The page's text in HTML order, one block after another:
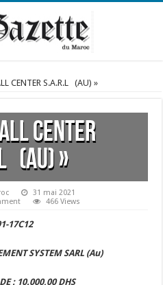
CENTER S.A.R.L (AU) »
CENTER
(AU) »
31 mai 2021
466 Views
17C12
SYSTEM SARL (Au)
: 10.000,00 DHS